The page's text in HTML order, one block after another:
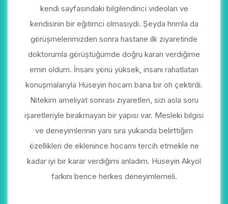
kendi sayfasındaki bilgilendirici videoları ve
kendisinin bir eğitimci olmasıydı. Şeyda hnmla da
görüşmelerimizden sonra hastane ilk ziyaretinde
doktorumla görüştüğümde doğru kararı verdiğime
emin oldum. İnsani yönü yüksek, insanı rahatlatan
konuşmalarıyla Hüseyin hocam bana bir oh çektirdi.
Nitekim ameliyat sonrası ziyaretleri, sizi asla soru
işaretleriyle bırakmayan bir yapısı var. Mesleki bilgisi
ve deneyimlerinin yanı sıra yukarıda belirttiğim
özellikleri de eklenince hocamı tercih etmekle ne
kadar iyi bir karar verdiğimi anladım. Hüseyin Akyol
farkını bence herkes deneyimlemeli.